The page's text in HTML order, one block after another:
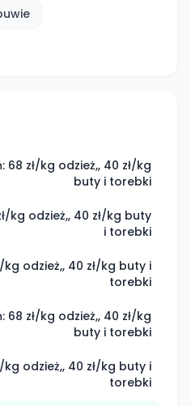
68 zł/kg odzież,, 40 zł/kg
buty i torebki
kg odzież,, 40 zł/kg buty
i torebki
kg odzież,, 40 zł/kg buty i
torebki
68 zł/kg odzież,, 40 zł/kg
buty i torebki
kg odzież,, 40 zł/kg buty i
torebki